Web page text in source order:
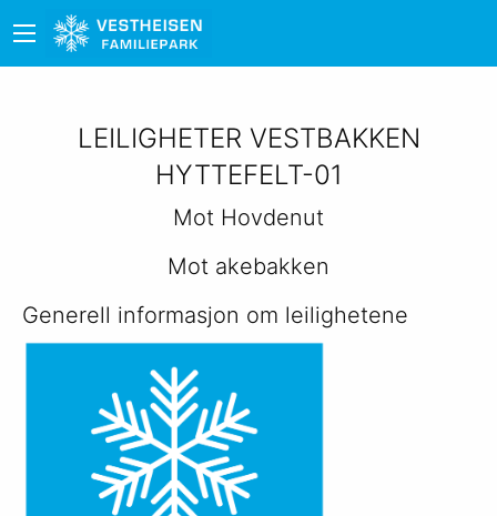
LEILIGHETER VESTBAKKEN
HYTTEFELT-01
Mot Hovdenut
Mot akebakken
Generell informasjon om leilighetene